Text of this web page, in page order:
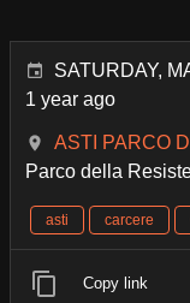
SATURDAY,
1 year ago
ASTI PARCO
Parco della
asti carcere
Copy link